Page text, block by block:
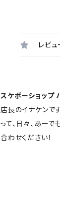
レビュ
スケボーショップ
店長のイナケンで
って、日々、あー
合わせください！